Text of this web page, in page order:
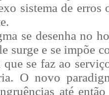
sistema de erros
se desenha no
surge e se impõe
que se faz ao
. O novo
até